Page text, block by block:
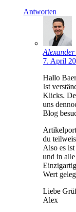
Antworten
7. April
Hallo
Ist
Klicks.
uns
Blog
du
Also es
und in
Wert
Liebe
Alex